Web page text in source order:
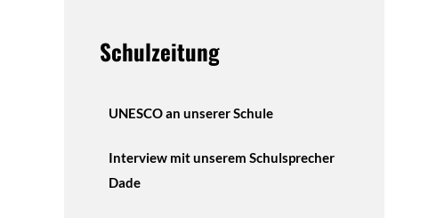
Schulzeitung
UNESCO an unserer Schule
Interview mit unserem Schulsprecher
Dade